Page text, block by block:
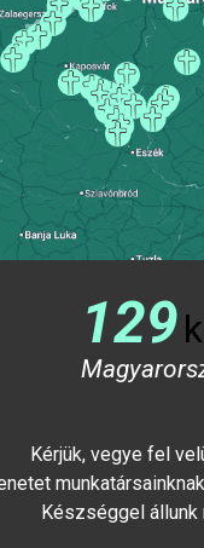
129
Kérjük, vegye fel
Készséggel